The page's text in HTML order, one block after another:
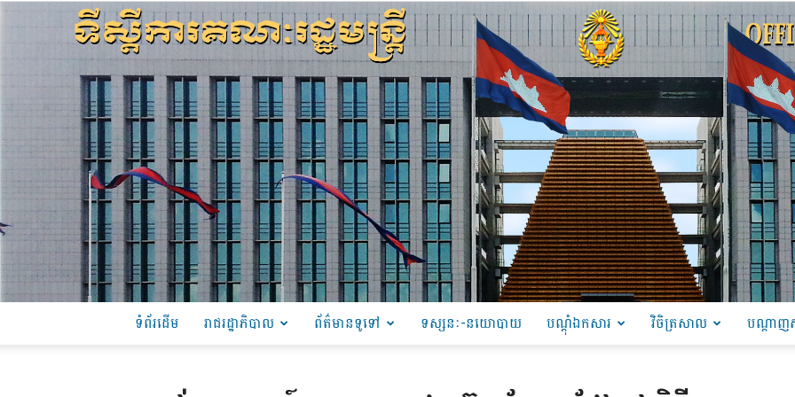
ទំព័រដើម រាជរដ្ឋាភិបាល ព័ត៌មានទូទៅ ទស្សនៈ-នយោបាយ បណ្ដុំឯកសារ វិចិត្រសាល បណ្តាញ